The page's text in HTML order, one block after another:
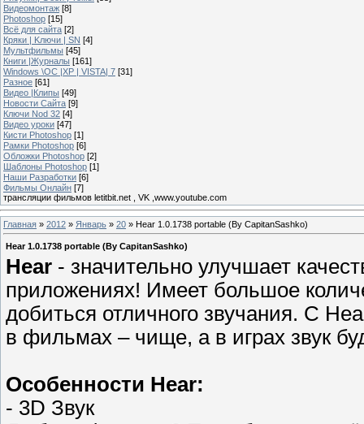
Видеомонтаж [8]
Photoshop [15]
Всё для сайта [2]
Кряки | Kлючи | SN [4]
Мультфильмы [45]
Книги |Журналы [161]
Windows \OC |XP | VISTA| 7 [31]
Разное [61]
Видео |Клипы [49]
Новости Сайта [9]
Ключи Nod 32 [4]
Видео уроки [47]
Кисти Photoshop [1]
Рамки Photoshop [6]
Обложки Photoshop [2]
Шаблоны Photoshop [1]
Наши Разработки [6]
Фильмы Онлайн [7]
трансляции фильмов letitbit.net , VK ,www.youtube.com
Главная » 2012 » Январь » 20 » Hear 1.0.1738 portable (By CapitanSashko)
Hear 1.0.1738 portable (By CapitanSashko)
Hear - значительно улучшает
приложениях! Имеет большое
добиться отличного звучания. С
в фильмах – чище, а в играх звук
Особенности Hear:
- 3D Звук